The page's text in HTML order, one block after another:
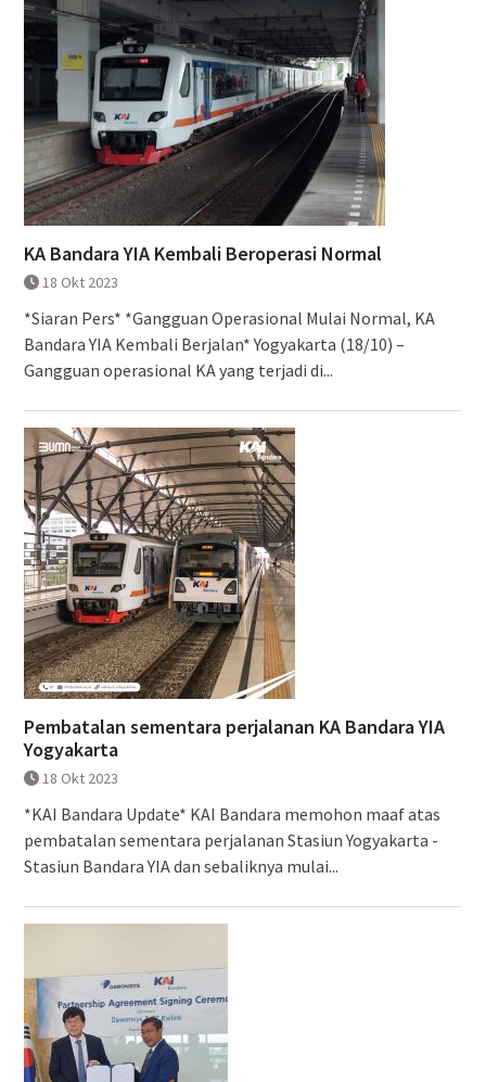
KA Bandara YIA Kembali Beroperasi Normal
18 Okt 2023
*Siaran Pers* *Gangguan Operasional Mulai Normal, KA
Bandara YIA Kembali Berjalan* Yogyakarta (18/10) –
Gangguan operasional KA yang terjadi di...
Pembatalan sementara perjalanan KA Bandara YIA
Yogyakarta
18 Okt 2023
*KAI Bandara Update* KAI Bandara memohon maaf atas
pembatalan sementara perjalanan Stasiun Yogyakarta -
Stasiun Bandara YIA dan sebaliknya mulai...